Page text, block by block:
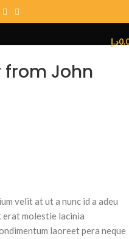
د.إ
from John
velit at ut a nunc id a adeu
erat molestie lacinia
laoreet pera neque